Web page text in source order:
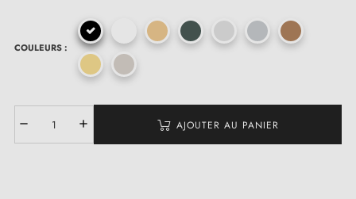
(1 avis)
COULEURS :
AJOUTER AU PANIER